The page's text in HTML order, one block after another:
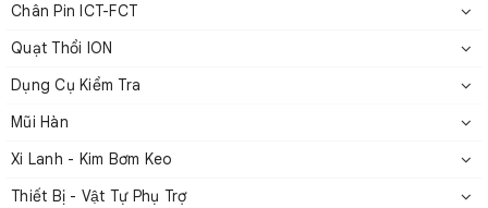
Chân Pin ICT-FCT
Quạt Thổi ION
Dụng Cụ Kiểm Tra
Mũi Hàn
Xi Lanh - Kim Bơm Keo
Thiết Bị - Vật Tự Phụ Trợ